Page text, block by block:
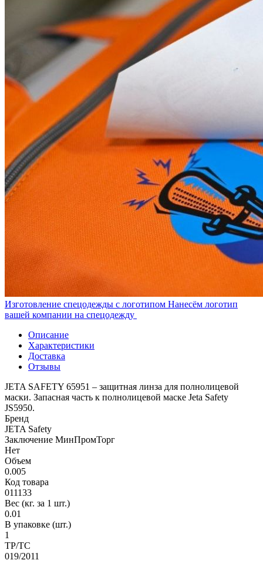
Изготовление спецодежды с логотипом Нанесём логотип
вашей компании на спецодежду
Описание
Характеристики
Доставка
Отзывы
JETA SAFETY 65951 – защитная линза для полнолицевой
маски. Запасная часть к полнолицевой маске Jeta Safety
JS5950.
Бренд
JETA Safety
Заключение МинПромТорг
Нет
Объем
0.005
Код товара
011133
Вес (кг. за 1 шт.)
0.01
В упаковке (шт.)
1
ТР/ТС
019/2011